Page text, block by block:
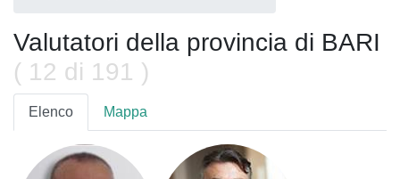
Valutatori della provincia di BARI
( 12 di 191 )
Elenco Mappa